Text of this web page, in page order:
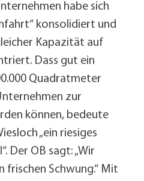
habe sich
konsolidiert und
Kapazität auf
Dass gut ein
Quadratmeter
zur
können, bedeute
„ein riesiges
Der OB sagt: „Wir
frischen Schwung.“ Mit